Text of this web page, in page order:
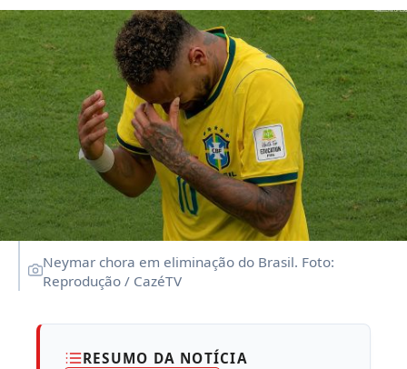
Neymar chora em eliminação do Brasil. Foto:
Reprodução / CazéTV
RESUMO DA NOTÍCIA